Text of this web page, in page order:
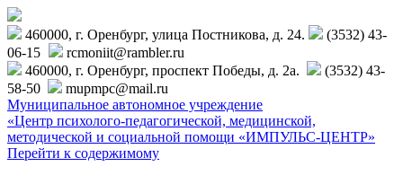
460000, г. Оренбург, улица Постникова, д. 24.
(3532) 43-
06-15
rcmoniit@rambler.ru
460000, г. Оренбург, проспект Победы, д. 2а.
(3532) 43-
58-50
mupmpc@mail.ru
Муниципальное автономное учреждение
«Центр психолого-педагогической, медицинской,
методической и социальной помощи «ИМПУЛЬС-ЦЕНТР»
Перейти к содержимому